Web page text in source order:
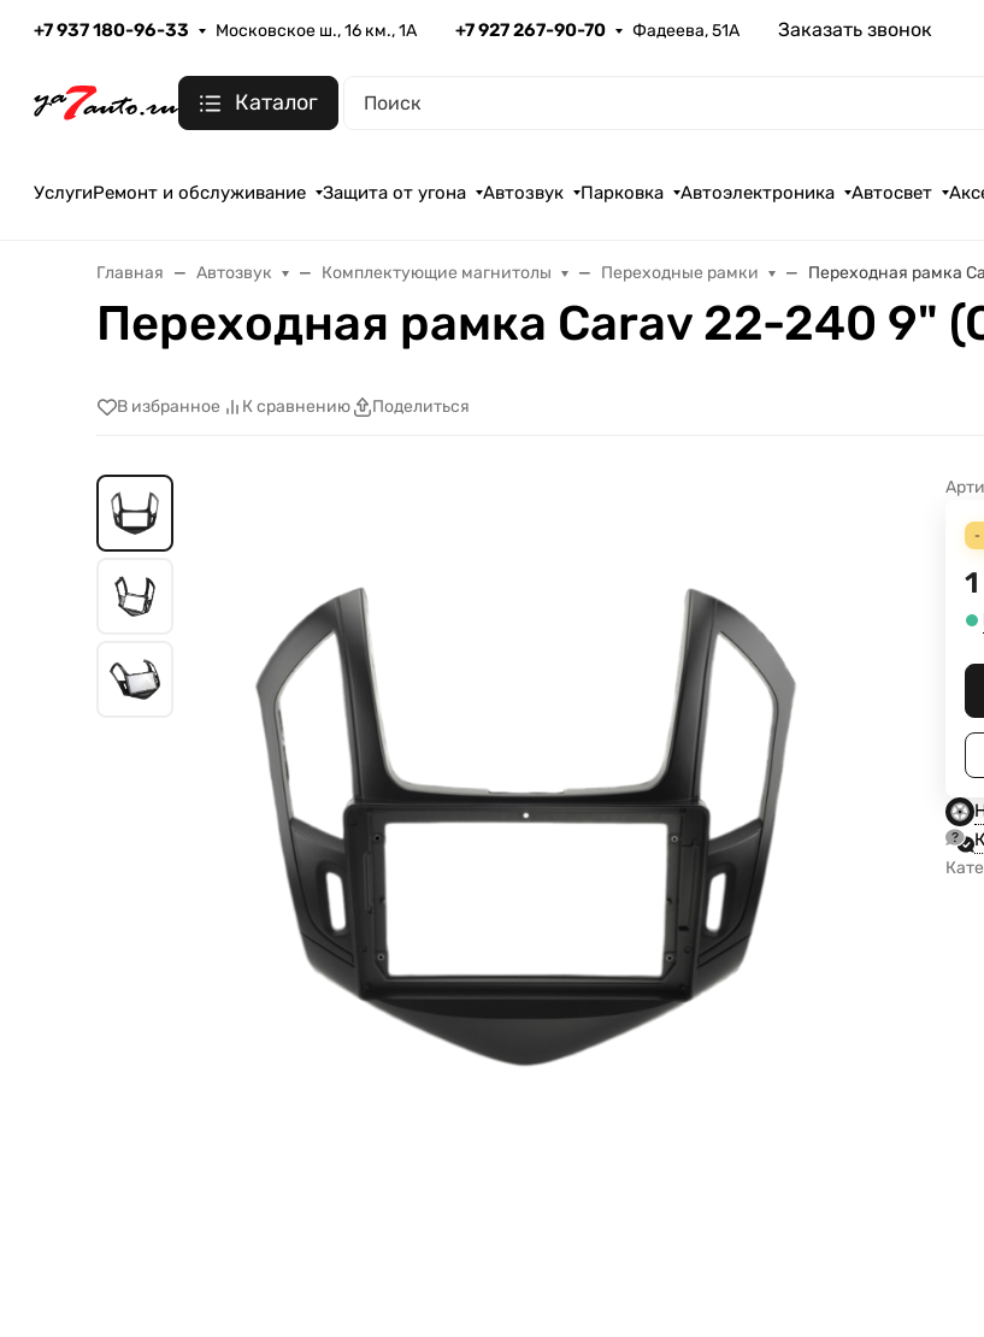
+7 937 180-96-33 Московское ш., 16 км., 1А +7 927 267-90-70 Фадеева, 51А Заказать звонок
Каталог
УслугиРемонт и обслуживание Защита от угона Автозвук Парковка Автоэлектроника Автосвет
Главная Автозвук Комплектующие магнитолы Переходные рамки Переходная рамка
Переходная рамка Carav 22-240 9"
В избранное К сравнению Поделиться
-